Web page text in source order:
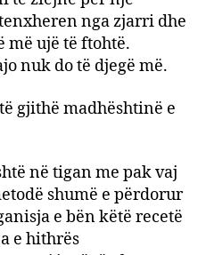
nga zjarri dhe
ujë të ftohtë.
nuk do të djegë më.
gjithë madhështinë e
në tigan me pak vaj
shumë e përdorur
e bën këtë recetë
e hithrës